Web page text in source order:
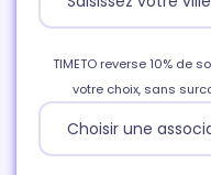
TIMETO reverse 10% de
votre choix, sans